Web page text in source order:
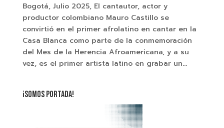
Bogotá, Julio 2025, El cantautor, actor y
productor colombiano Mauro Castillo se
convirtió en el primer afrolatino en cantar en la
Casa Blanca como parte de la conmemoración
del Mes de la Herencia Afroamericana, y a su
vez, es el primer artista latino en grabar un...
¡SOMOS PORTADA!